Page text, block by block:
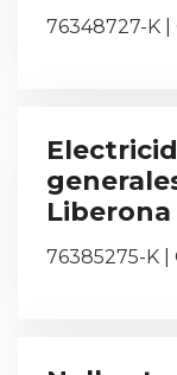
76348727-K |
Liberona
76385275-K |